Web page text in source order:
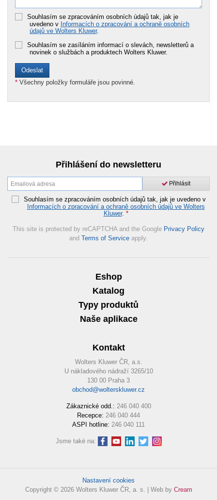
Souhlasím se zpracováním osobních údajů tak, jak je
uvedeno v Informacích o zpracování a ochraně osobních
údajů ve Wolters Kluwer.
Souhlasím se zasíláním informací o slevách, newsletterů a
novinek o službách a produktech Wolters Kluwer.
* Všechny položky formuláře jsou povinné.
Přihlášení do newsletteru
Přihlásit
Souhlasím se zpracováním osobních údajů tak, jak je uvedeno v
Informacích o zpracování a ochraně osobních údajů ve Wolters
Kluwer. *
This site is protected by reCAPTCHA and the Google Privacy Policy
and Terms of Service apply.
Eshop
Katalog
Typy produktů
Naše aplikace
Kontakt
Wolters Kluwer ČR, a.s.
U nákladového nádraží 3265/10
130 00 Praha 3
obchod@wolterskluwer.cz
Zákaznické odd.: 246 040 400
Recepce: 246 040 444
ASPI hotline: 246 040 111
Jsme také na:
Nastavení cookies
Copyright © 2026 Wolters Kluwer ČR, a. s. | Web by Cream